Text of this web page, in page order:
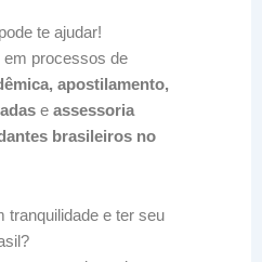
te ajudar!
processos de
apostilamento,
e assessoria
brasileiros no
tranquilidade e ter seu